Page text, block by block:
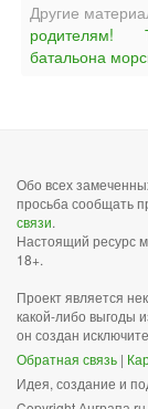
Другие
родителям!
батальона
Обо всех
просьба сообщать
связи.
Настоящий ресурс
18+.
Проект является
какой-либо выгоды
он создан
Обратная связь |
Идея, создание и